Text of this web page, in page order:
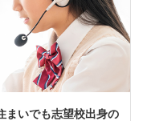
まいでも志望校出身の